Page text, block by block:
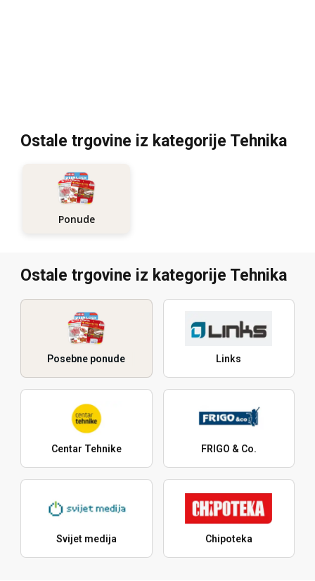
Ostale trgovine iz kategorije Tehnika
Ponude
Ostale trgovine iz kategorije Tehnika
Posebne ponude Links
Centar Tehnike FRIGO & Co.
Svijet medija Chipoteka